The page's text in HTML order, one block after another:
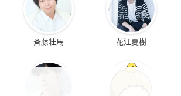
斉藤壮馬 花江夏樹